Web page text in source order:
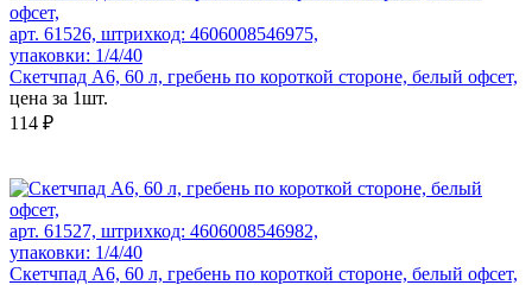
арт. 61526, штрихкод: 4606008546975,
упаковки: 1/4/40
Скетчпад А6, 60 л, гребень по короткой стороне, белый офсет,
цена за 1шт.
114 ₽
арт. 61527, штрихкод: 4606008546982,
упаковки: 1/4/40
Скетчпад А6, 60 л, гребень по короткой стороне, белый офсет,